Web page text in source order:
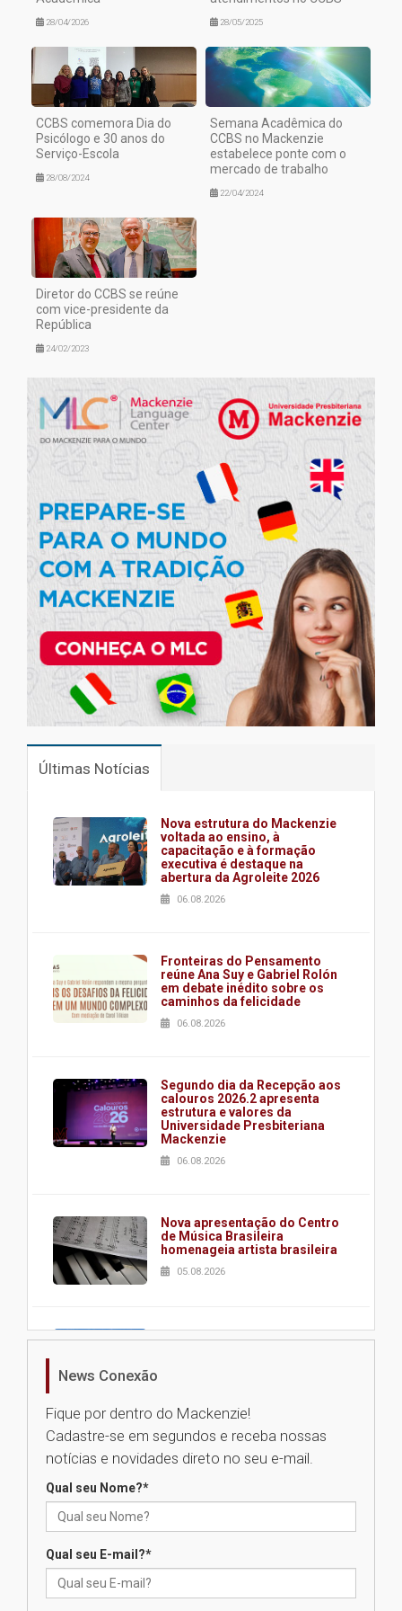
28/04/2026 28/05/2025
CCBS comemora Dia do
Psicólogo e 30 anos do
Serviço-Escola
28/08/2024
Semana Acadêmica do
CCBS no Mackenzie
estabelece ponte com o
mercado de trabalho
22/04/2024
Diretor do CCBS se reúne
com vice-presidente da
República
24/02/2023
Últimas Notícias
Nova estrutura do Mackenzie
voltada ao ensino, à
capacitação e à formação
executiva é destaque na
abertura da Agroleite 2026
06.08.2026
Fronteiras do Pensamento
reúne Ana Suy e Gabriel Rolón
em debate inédito sobre os
caminhos da felicidade
06.08.2026
Segundo dia da Recepção aos
calouros 2026.2 apresenta
estrutura e valores da
Universidade Presbiteriana
Mackenzie
06.08.2026
Nova apresentação do Centro
de Música Brasileira
homenageia artista brasileira
05.08.2026
Universidade Mackenzie
Seminário discute desafios
das novas tecnologias em
calouros do segundo semestre
News Conexão
Fique por dentro do Mackenzie!
Cadastre-se em segundos e receba nossas
notícias e novidades direto no seu e-mail.
Qual seu Nome?*
Qual seu E-mail?*